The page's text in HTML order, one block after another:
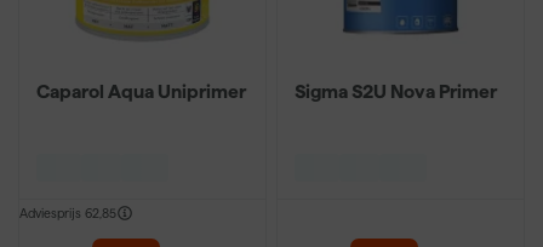
Caparol Aqua Uniprimer
Adviesprijs 62,85
Sigma S2U Nova Primer